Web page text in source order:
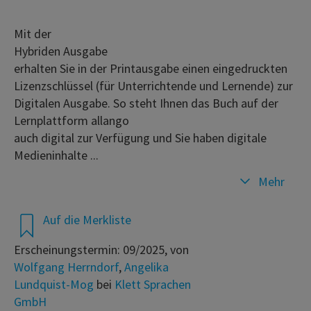
Auf die Merkliste
Erscheinungstermin: 09/2025, von
Wolfgang Herrndorf,Angelika
Lundquist-Mog bei Klett Sprachen
GmbH
Mit der
Hybriden Ausgabe
erhalten Sie in der Printausgabe einen eingedruckten
Lizenzschlüssel (für Unterrichtende und Lernende) zur
Digitalen Ausgabe. So steht Ihnen das Buch auf der
Lernplattform allango
auch digital zur Verfügung und Sie haben digitale
Medieninhalte ...
Mehr